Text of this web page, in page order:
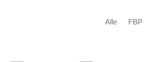
Alle FBP